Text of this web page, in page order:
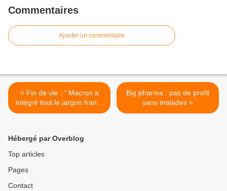
Commentaires
Ajouter un commentaire
< Fin de vie : " Macron a
intégré tout le jargon franc-
maçon ! " - Gregor
Big pharma : pas de profit
sans malades >
Hébergé par Overblog
Top articles
Pages
Contact